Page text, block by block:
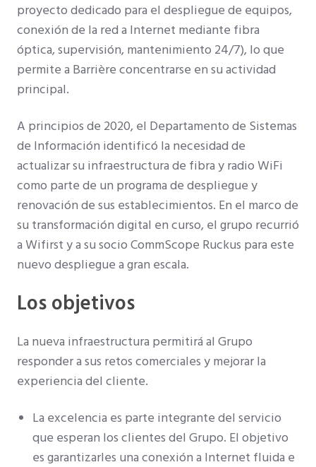
proyecto dedicado para el despliegue de equipos,
conexión de la red a Internet mediante fibra
óptica, supervisión, mantenimiento 24/7), lo que
permite a Barrière concentrarse en su actividad
principal.
A principios de 2020, el Departamento de Sistemas
de Información identificó la necesidad de
actualizar su infraestructura de fibra y radio WiFi
como parte de un programa de despliegue y
renovación de sus establecimientos. En el marco de
su transformación digital en curso, el grupo recurrió
a Wifirst y a su socio CommScope Ruckus para este
nuevo despliegue a gran escala.
Los objetivos
La nueva infraestructura permitirá al Grupo
responder a sus retos comerciales y mejorar la
experiencia del cliente.
La excelencia es parte integrante del servicio
que esperan los clientes del Grupo. El objetivo
es garantizarles una conexión a Internet fluida e